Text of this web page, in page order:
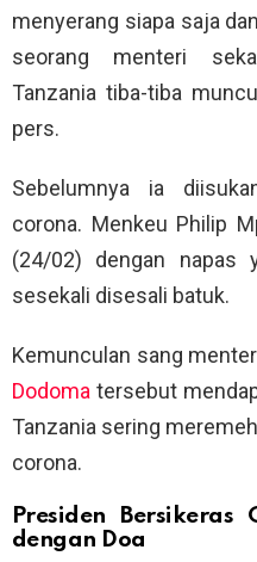
menyerang siapa saja
seorang menteri
Tanzania tiba-tiba
pers.
Sebelumnya ia
corona. Menkeu Philip
(24/02) dengan napas
sesekali disesali batuk.
Kemunculan sang
Dodoma tersebut
Tanzania sering
corona.
Presiden Bersikeras
dengan Doa